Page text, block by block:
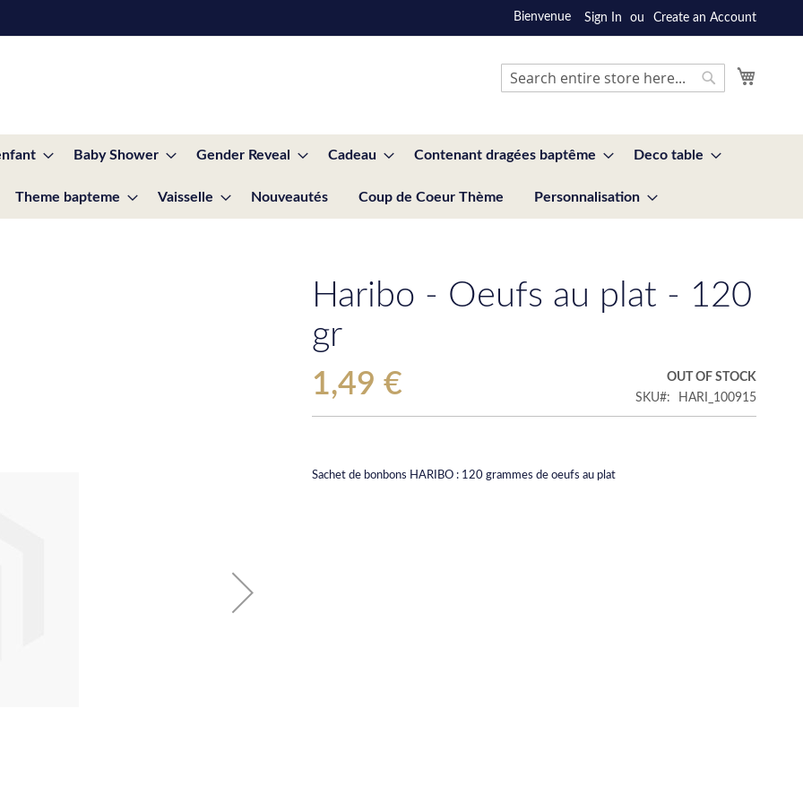
Bienvenue Sign In Create an Account
Search
Baby Shower Gender Reveal Cadeau Contenant dragées baptême Deco table
Theme bapteme Vaisselle Nouveautés Coup de Coeur Thème Personnalisation
Haribo - Oeufs au plat - 120
gr
1,49 €
OUT OF STOCK
SKU
HARI_100915
Sachet de bonbons HARIBO : 120 grammes de oeufs au plat